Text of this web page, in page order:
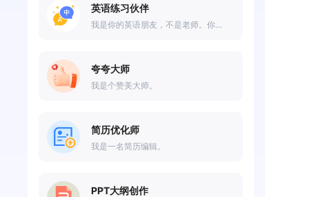
英语练习伙伴
我是你的英语朋友，不是老师。你可以和我进行日常生活的交谈哦。
夸夸大师
我是个赞美大师。
简历优化师
我是一名简历编辑。
PPT大纲创作